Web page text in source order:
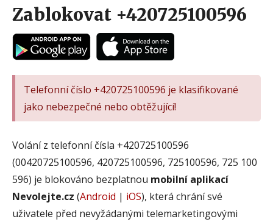
Zablokovat +420725100596
Telefonní číslo +420725100596 je klasifikované
jako nebezpečné nebo obtěžující!
Volání z telefonní čísla +420725100596
(00420725100596, 420725100596, 725100596, 725 100
596) je blokováno bezplatnou mobilní aplikací
Nevolejte.cz (Android | iOS), která chrání své
uživatele před nevyžádanými telemarketingovými